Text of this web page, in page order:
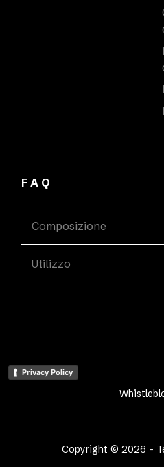
FAQ
Composizione
Utilizzo
Copyright © 2026 -
Privacy Policy